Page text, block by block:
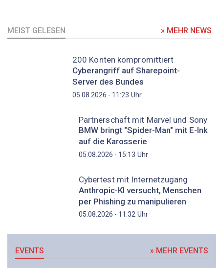
MEIST GELESEN » MEHR NEWS
200 Konten kompromittiert
Cyberangriff auf Sharepoint-
Server des Bundes
05.08.2026 - 11:23 Uhr
Partnerschaft mit Marvel und Sony
BMW bringt "Spider-Man" mit E-Ink
auf die Karosserie
05.08.2026 - 15:13 Uhr
Cybertest mit Internetzugang
Anthropic-KI versucht, Menschen
per Phishing zu manipulieren
05.08.2026 - 11:32Uhr
EVENTS » MEHR EVENTS